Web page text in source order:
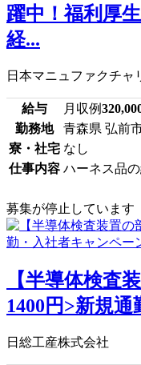
躍中！福利厚
経...
日本マニュファクチャ
給与 月収例
勤務地
青森県 弘前
寮・社宅 なし
仕事内容 ハーネス品
募集が停止しています
【半導体検査
1400円>新規
日総工産株式会社